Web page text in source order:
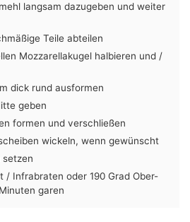
langsam dazugeben und weiter
Teile abteilen
Mozzarellakugel halbieren und /
dick rund ausformen
geben
formen und verschließen
wickeln, wenn gewünscht
setzen
/ Infrabraten oder 190 Grad Ober-
garen